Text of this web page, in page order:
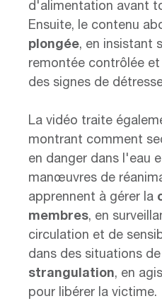
d'alimentation avant
Ensuite, le contenu
plongée, en insistant
remontée contrôlée
des signes de
La vidéo traite
montrant comment
en danger dans l'eau
manœuvres de
apprennent à gérer la
membres, en
circulation et de
dans des situations de
strangulation, en
pour libérer la victime.